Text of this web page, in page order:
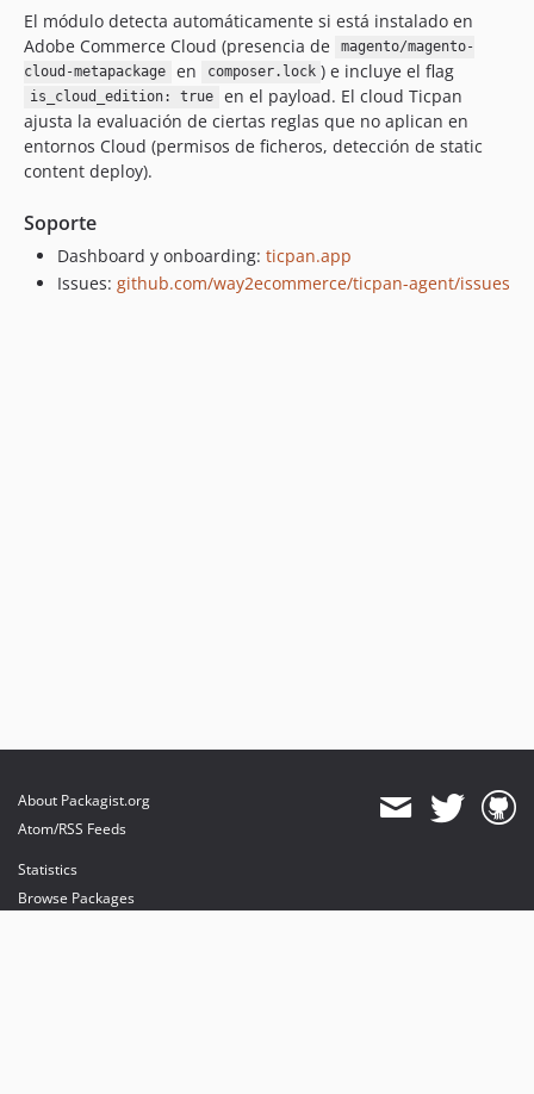
El módulo detecta automáticamente si está instalado en
Adobe Commerce Cloud (presencia de
magento/magento-
cloud-metapackage
en composer.lock ) e incluye el flag
is_cloud_edition: true
en el payload. El cloud Ticpan
ajusta la evaluación de ciertas reglas que no aplican en
entornos Cloud (permisos de ficheros, detección de static
content deploy).
Soporte
Dashboard y onboarding: ticpan.app
Issues: github.com/way2ecommerce/ticpan-agent/issues
About Packagist.org
Atom/RSS Feeds
Statistics
Browse Packages